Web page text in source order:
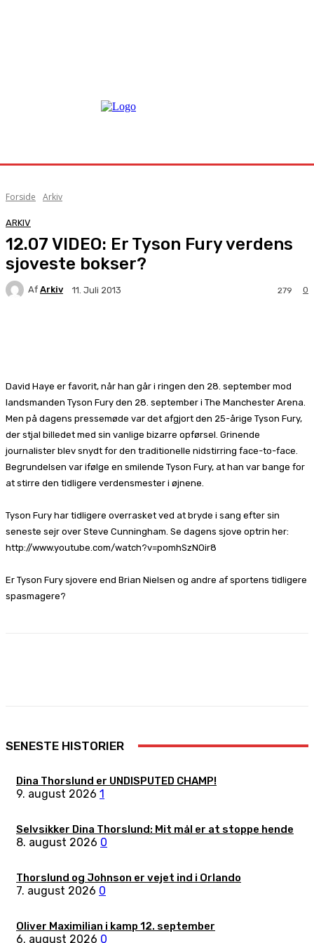
Forside Arkiv
ARKIV
12.07 VIDEO: Er Tyson Fury verdens
sjoveste bokser?
Af Arkiv 11. Juli 2013 0
279
David Haye er favorit, når han går i ringen den 28. september mod
landsmanden Tyson Fury den 28. september i The Manchester Arena.
Men på dagens pressemøde var det afgjort den 25-årige Tyson Fury,
der stjal billedet med sin vanlige bizarre opførsel. Grinende
journalister blev snydt for den traditionelle nidstirring face-to-face.
Begrundelsen var ifølge en smilende Tyson Fury, at han var bange for
at stirre den tidligere verdensmester i øjnene.
Tyson Fury har tidligere overrasket ved at bryde i sang efter sin
seneste sejr over Steve Cunningham. Se dagens sjove optrin her:
http://www.youtube.com/watch?v=pomhSzNOir8
Er Tyson Fury sjovere end Brian Nielsen og andre af sportens tidligere
spasmagere?
SENESTE HISTORIER
Dina Thorslund er UNDISPUTED CHAMP!
9. august 2026 1
Selvsikker Dina Thorslund: Mit mål er at stoppe hende
8. august 2026 0
Thorslund og Johnson er vejet ind i Orlando
7. august 2026 0
Oliver Maximilian i kamp 12. september
6. august 2026 0